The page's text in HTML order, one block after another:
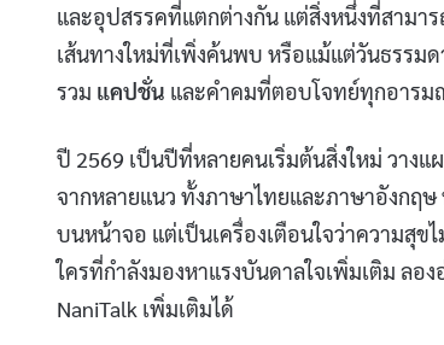
และอุปสรรคที่แตกต่างกัน แต่สิ่งหนึ่งที่สามาร
เส้นทางใหม่ที่เพิ่งค้นพบ หรือแม้แต่วันธรรม
รวม แคปชั่น และคำคมที่ตอบโจทย์ทุกอารม
ปี 2569 เป็นปีที่หลายคนเริ่มต้นสิ่งใหม่ วาง
จากหลายแนว ทั้งภาษาไทยและภาษาอังกฤ
บนหน้าจอ แต่เป็นเครื่องเตือนใจว่าความสุข
ใครที่กำลังมองหาแรงบันดาลใจเพิ่มเติม ลอง
NaniTalk เพิ่มเติมได้